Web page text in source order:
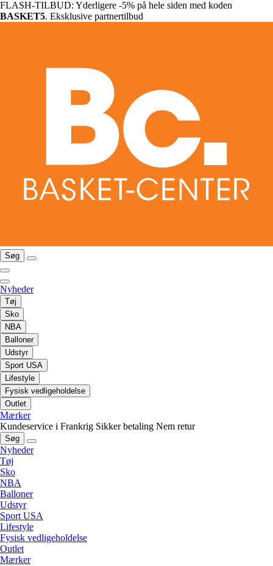
FLASH-TILBUD: Yderligere -5% på hele siden med koden
BASKET5. Eksklusive partnertilbud
Søg
Nyheder
Tøj
Sko
NBA
Balloner
Udstyr
Sport USA
Lifestyle
Fysisk vedligeholdelse
Outlet
Mærker
Kundeservice i Frankrig Sikker betaling Nem retur
Søg
Nyheder
Tøj
Sko
NBA
Balloner
Udstyr
Sport USA
Lifestyle
Fysisk vedligeholdelse
Outlet
Mærker